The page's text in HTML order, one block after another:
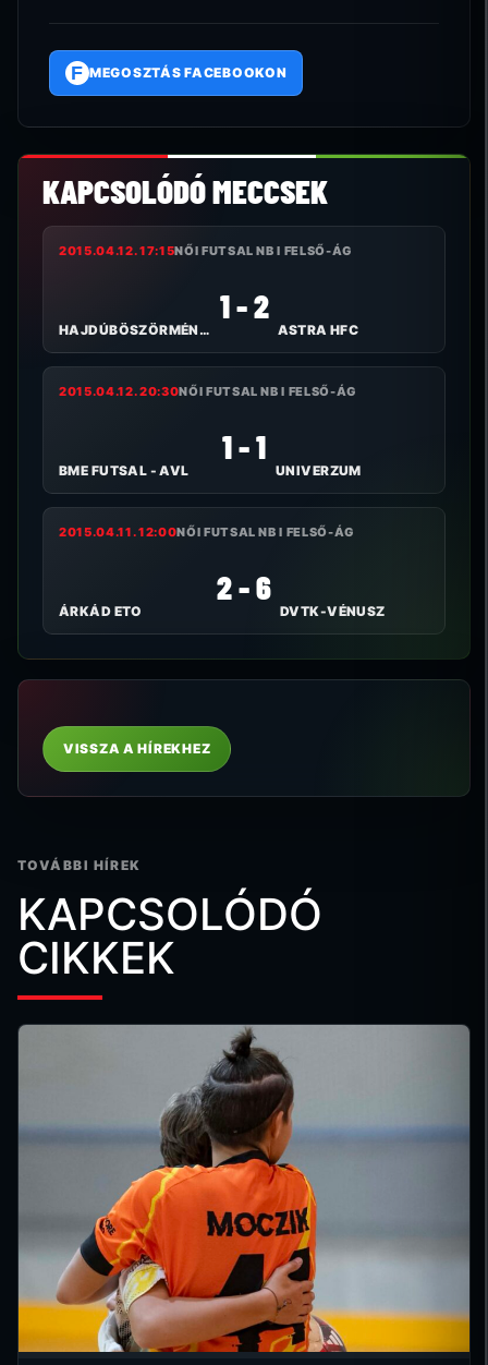
F MEGOSZTÁS FACEBOOKON
KAPCSOLÓDÓ MECCSEK
2015.04.12. 17:15NŐI FUTSAL NB I FELSŐ-ÁG
HAJDÚBÖSZÖRMÉNYI TE
1 - 2
ASTRA HFC
2015.04.12. 20:30NŐI FUTSAL NB I FELSŐ-ÁG
BME FUTSAL - AVL
1 - 1
UNIVERZUM
2015.04.11. 12:00NŐI FUTSAL NB I FELSŐ-ÁG
ÁRKÁD ETO
2 - 6
DVTK-VÉNUSZ
VISSZA A HÍREKHEZ
TOVÁBBI HÍREK
KAPCSOLÓDÓ
CIKKEK